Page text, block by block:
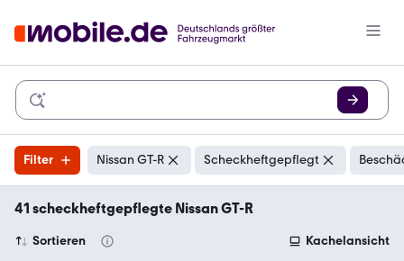
Filter Nissan GT-R Scheckheftgepflegt
41 scheckheftgepflegte Nissan GT-R
Sortieren Kachelansicht